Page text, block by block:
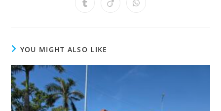
YOU MIGHT ALSO LIKE